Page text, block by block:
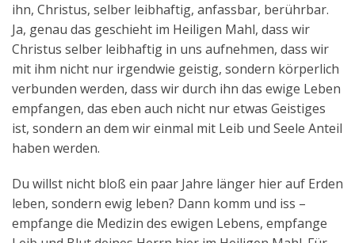
ihn, Christus, selber leibhaftig, anfassbar, berührbar.
Ja, genau das geschieht im Heiligen Mahl, dass wir
Christus selber leibhaftig in uns aufnehmen, dass wir
mit ihm nicht nur irgendwie geistig, sondern körperlich
verbunden werden, dass wir durch ihn das ewige Leben
empfangen, das eben auch nicht nur etwas Geistiges
ist, sondern an dem wir einmal mit Leib und Seele Anteil
haben werden.
Du willst nicht bloß ein paar Jahre länger hier auf Erden
leben, sondern ewig leben? Dann komm und iss –
empfange die Medizin des ewigen Lebens, empfange